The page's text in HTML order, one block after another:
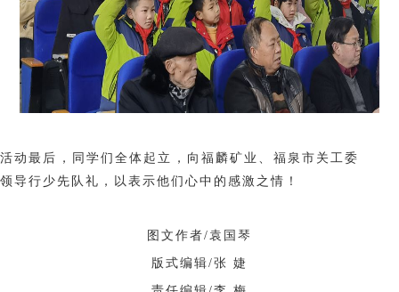
活动最后，同学们全体起立，向福麟矿业、福泉市关工委
领导行少先队礼，以表示他们心中的感激之情！
图文作者/袁国琴
版式编辑/张 婕